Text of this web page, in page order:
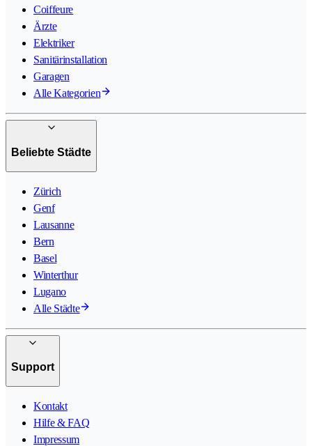
Coiffeure
Ärzte
Elektriker
Sanitärinstallation
Garagen
Alle Kategorien
Beliebte Städte
Zürich
Genf
Lausanne
Bern
Basel
Winterthur
Lugano
Alle Städte
Support
Kontakt
Hilfe & FAQ
Impressum